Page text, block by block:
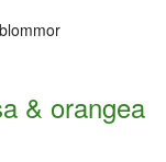
& orangea